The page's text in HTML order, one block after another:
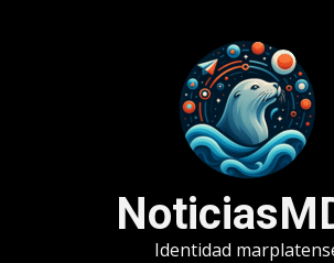
Identidad